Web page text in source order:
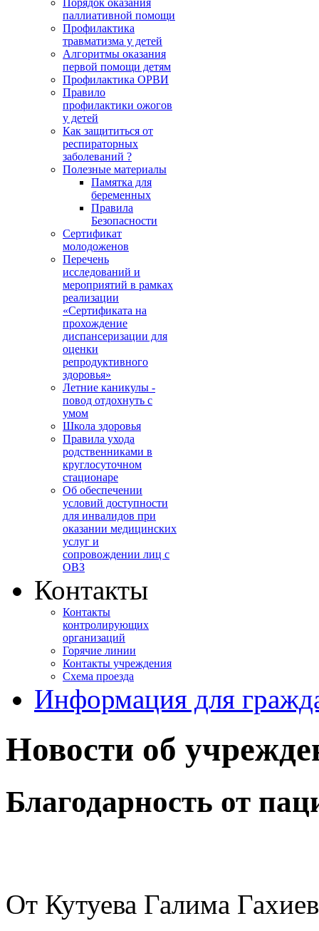
паллиативной помощи
Профилактика
травматизма у детей
Алгоритмы оказания
первой помощи детям
Профилактика ОРВИ
Правило
профилактики ожогов
у детей
Как защититься от
респираторных
заболеваний ?
Полезные материалы
Памятка для
беременных
Правила
Безопасности
Сертификат
молодоженов
Перечень
исследований и
мероприятий в рамках
реализации
«Сертификата на
прохождение
диспансеризации для
оценки
репродуктивного
здоровья»
Летние каникулы -
повод отдохнуть с
умом
Школа здоровья
Правила ухода
родственниками в
круглосуточном
стационаре
Об обеспечении
условий доступности
для инвалидов при
оказании медицинских
услуг и
сопровождении лиц с
ОВЗ
Контакты
Контакты
контролирующих
организаций
Горячие линии
Контакты учреждения
Схема проезда
Информация для
Новости об
Благодарность от
От Кутуева Галима